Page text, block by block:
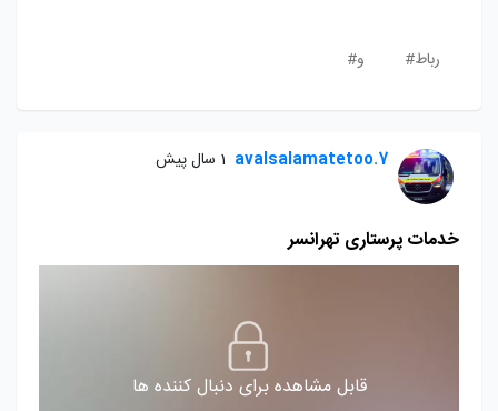
رباط# و#
avalsalamatetoo.7 1 سال پیش
خدمات پرستاری تهرانسر
قابل مشاهده برای دنبال کننده ها